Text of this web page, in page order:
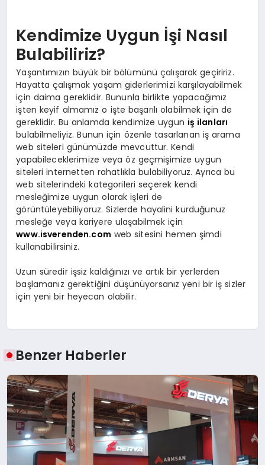
Kendimize Uygun İşi Nasıl
Bulabiliriz?
Yaşantımızın büyük bir bölümünü çalışarak geçiririz.
Hayatta çalışmak yaşam giderlerimizi karşılayabilmek
için daima gereklidir. Bununla birlikte yapacağımız
işten keyif almamız o işte başarılı olabilmek için de
gereklidir. Bu anlamda kendimize uygun iş ilanları
bulabilmeliyiz. Bunun için özenle tasarlanan iş arama
web siteleri günümüzde mevcuttur. Kendi
yapabileceklerimize veya öz geçmişimize uygun
siteleri internetten rahatlıkla bulabiliyoruz. Ayrıca bu
web sitelerindeki kategorileri seçerek kendi
mesleğimize uygun olarak işleri de
görüntüleyebiliyoruz. Sizlerde hayalini kurduğunuz
mesleğe veya kariyere ulaşabilmek için
www.isverenden.com web sitesini hemen şimdi
kullanabilirsiniz.
Uzun süredir işsiz kaldığınızı ve artık bir yerlerden
başlamanız gerektiğini düşünüyorsanız yeni bir iş sizler
için yeni bir heyecan olabilir.
Benzer Haberler